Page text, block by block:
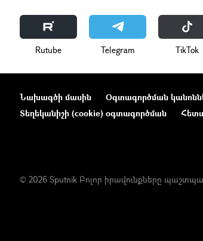
Rutube Telegram ТikТоk
Նախագծի մասին Օգտագործման
Տեղեկանիշի (cookie) օգտագործման
© 2026 Sputnik Բոլոր իրավունքները